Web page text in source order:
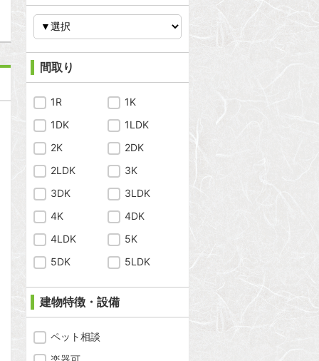
間取り
1R
1K
1DK
1LDK
2K
2DK
2LDK
3K
3DK
3LDK
4K
4DK
4LDK
5K
5DK
5LDK
建物特徴・設備
ペット相談